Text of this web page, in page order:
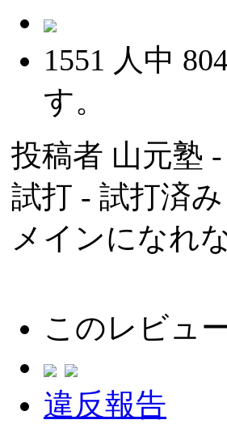
1551 人中
す。
投稿者 山元塾
試打 - 試打済み
メインになれ
このレビュ
違反報告